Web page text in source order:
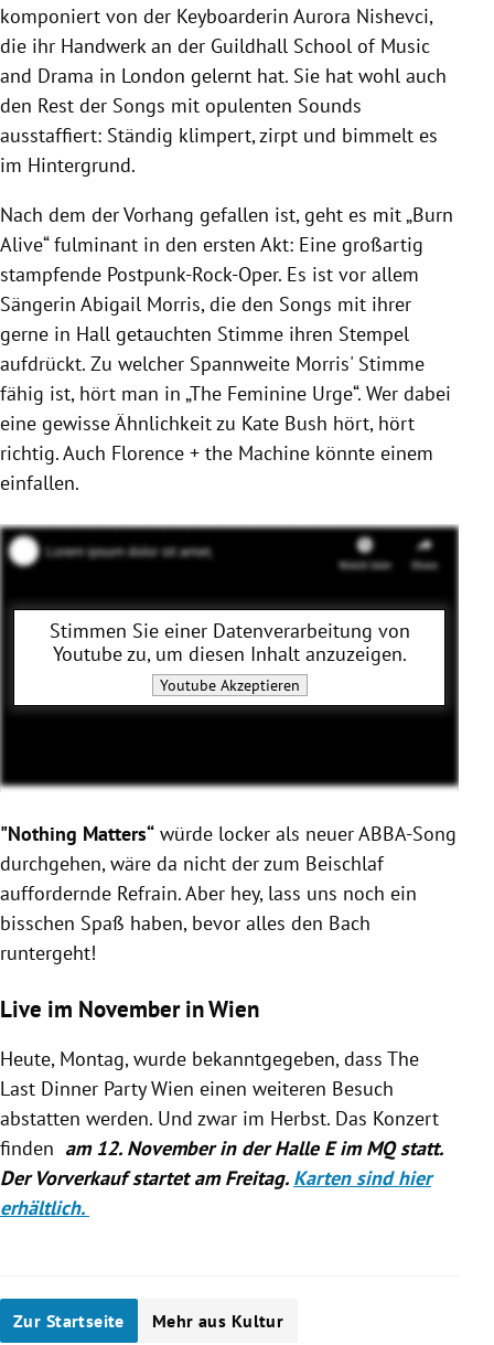
komponiert von der Keyboarderin Aurora Nishevci,
die ihr Handwerk an der Guildhall School of Music
and Drama in London gelernt hat. Sie hat wohl auch
den Rest der Songs mit opulenten Sounds
ausstaffiert: Ständig klimpert, zirpt und bimmelt es
im Hintergrund.
Nach dem der Vorhang gefallen ist, geht es mit „Burn
Alive“ fulminant in den ersten Akt: Eine großartig
stampfende Postpunk-Rock-Oper. Es ist vor allem
Sängerin Abigail Morris, die den Songs mit ihrer
gerne in Hall getauchten Stimme ihren Stempel
aufdrückt. Zu welcher Spannweite Morris' Stimme
fähig ist, hört man in „The Feminine Urge“. Wer dabei
eine gewisse Ähnlichkeit zu Kate Bush hört, hört
richtig. Auch Florence + the Machine könnte einem
einfallen.
Stimmen Sie einer Datenverarbeitung von
Youtubezu, um diesen Inhalt anzuzeigen.
YoutubeAkzeptieren
"Nothing Matters“ würde locker als neuer ABBA-Song
durchgehen, wäre da nicht der zum Beischlaf
auffordernde Refrain. Aber hey, lass uns noch ein
bisschen Spaß haben, bevor alles den Bach
runtergeht!
Live im November in Wien
Heute, Montag, wurde bekanntgegeben, dass The
Last Dinner Party Wien einen weiteren Besuch
abstatten werden. Und zwar im Herbst. Das Konzert
finden am 12. November in der Halle E im MQ statt.
Der Vorverkauf startet am Freitag. Karten sind hier
erhältlich.
Zur Startseite Mehr aus Kultur